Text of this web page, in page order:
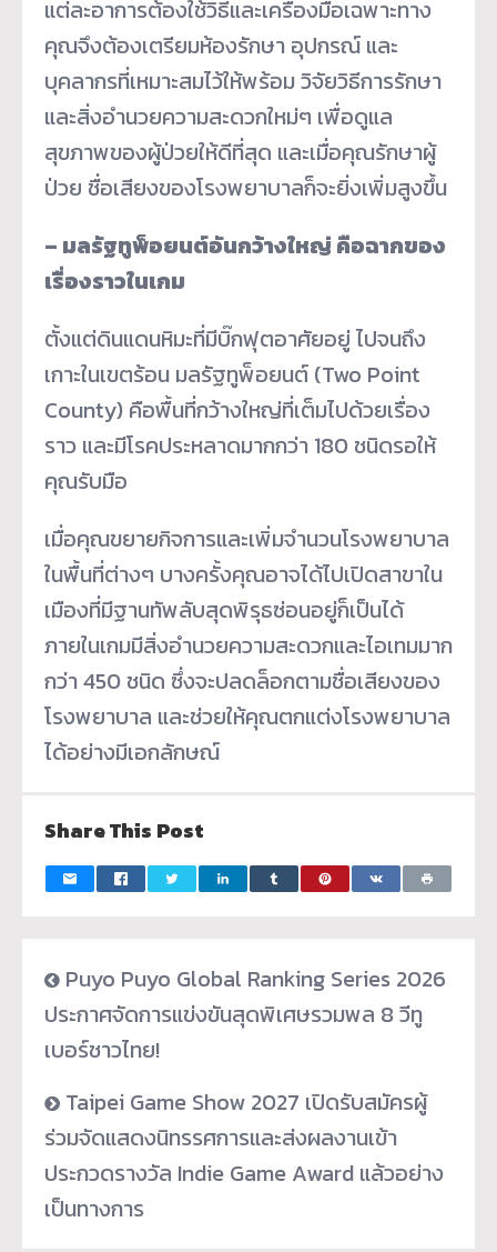
แต่ละอาการต้องใช้วิธีและเครื่องมือเฉพาะทาง
คุณจึงต้องเตรียมห้องรักษา อุปกรณ์ และ
บุคลากรที่เหมาะสมไว้ให้พร้อม วิจัยวิธีการรักษา
และสิ่งอำนวยความสะดวกใหม่ๆ เพื่อดูแล
สุขภาพของผู้ป่วยให้ดีที่สุด และเมื่อคุณรักษาผู้
ป่วย ชื่อเสียงของโรงพยาบาลก็จะยิ่งเพิ่มสูงขึ้น
– มลรัฐทูพ็อยนต์อันกว้างใหญ่ คือฉากของ
เรื่องราวในเกม
ตั้งแต่ดินแดนหิมะที่มีบิ๊กฟุตอาศัยอยู่ ไปจนถึง
เกาะในเขตร้อน มลรัฐทูพ็อยนต์ (Two Point
County) คือพื้นที่กว้างใหญ่ที่เต็มไปด้วยเรื่อง
ราว และมีโรคประหลาดมากกว่า 180 ชนิดรอให้
คุณรับมือ
เมื่อคุณขยายกิจการและเพิ่มจำนวนโรงพยาบาล
ในพื้นที่ต่างๆ บางครั้งคุณอาจได้ไปเปิดสาขาใน
เมืองที่มีฐานทัพลับสุดพิรุธซ่อนอยู่ก็เป็นได้
ภายในเกมมีสิ่งอำนวยความสะดวกและไอเทมมาก
กว่า 450 ชนิด ซึ่งจะปลดล็อกตามชื่อเสียงของ
โรงพยาบาล และช่วยให้คุณตกแต่งโรงพยาบาล
ได้อย่างมีเอกลักษณ์
Share This Post
Puyo Puyo Global Ranking Series 2026
ประกาศจัดการแข่งขันสุดพิเศษรวมพล 8 วีทู
เบอร์ชาวไทย!
Taipei Game Show 2027 เปิดรับสมัครผู้
ร่วมจัดแสดงนิทรรศการและส่งผลงานเข้า
ประกวดรางวัล Indie Game Award แล้วอย่าง
เป็นทางการ